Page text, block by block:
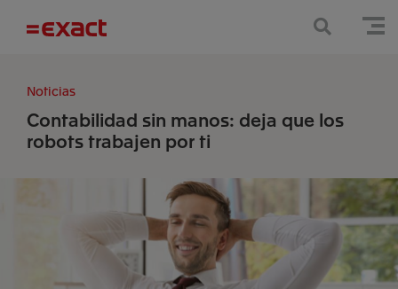
Noticias
Contabilidad sin manos: deja que los
robots trabajen por ti